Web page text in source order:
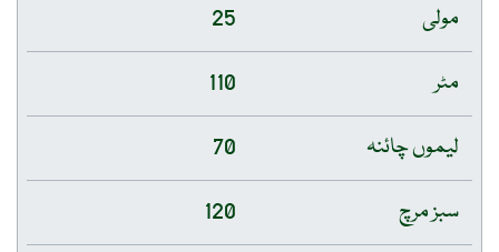
مولی
25
مٹر
110
لیموں چائنہ
70
سبز مرچ
120